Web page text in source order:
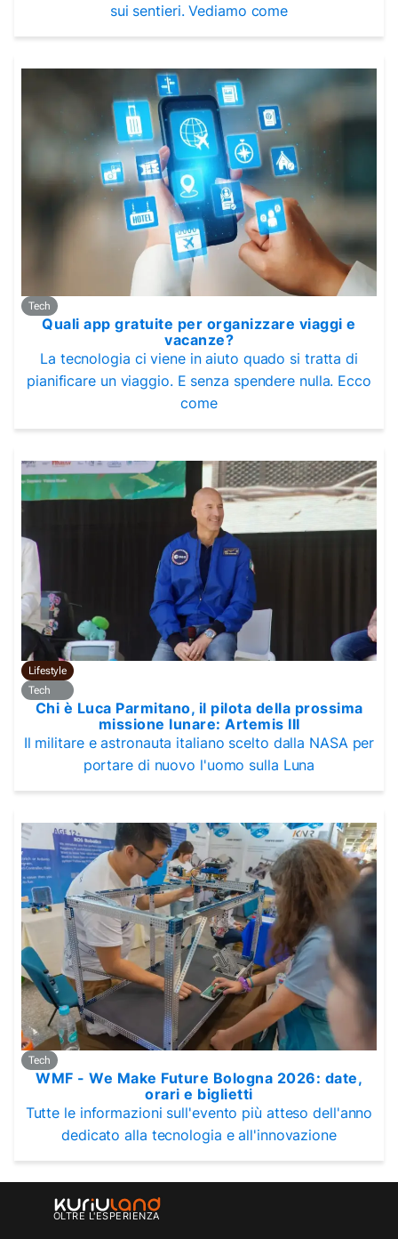
sui sentieri. Vediamo come
Tech
Quali app gratuite per organizzare viaggi e
vacanze?
La tecnologia ci viene in aiuto quado si tratta di
pianificare un viaggio. E senza spendere nulla. Ecco
come
Lifestyle
Tech
Chi è Luca Parmitano, il pilota della prossima
missione lunare: Artemis III
Il militare e astronauta italiano scelto dalla NASA per
portare di nuovo l'uomo sulla Luna
Tech
WMF - We Make Future Bologna 2026: date,
orari e biglietti
Tutte le informazioni sull'evento più atteso dell'anno
dedicato alla tecnologia e all'innovazione
OLTRE L'ESPERIENZA